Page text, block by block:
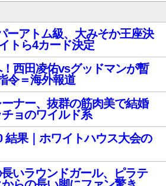
ーアトム級、大みそか王座決
トら4カード決定
西田凌佑vsグッドマンが暫
令＝海外報道
ナー、抜群の筋肉美で結婚
ョのワイルド系
結果｜ホワイトハウス大会の
いラウンドガール、ピラテ